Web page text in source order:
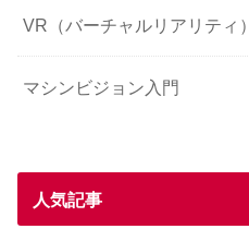
VR（バーチャルリアリティ）
マシンビジョン入門
人気記事